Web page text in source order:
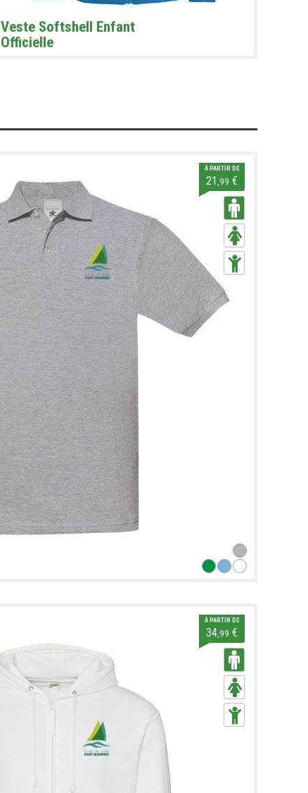
Veste Softshell Enfant
Officielle
À PARTIR DE
21 ,99 €
À PARTIR DE
34 ,99 €